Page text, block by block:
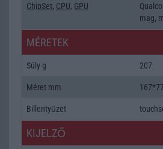
ChipSet, CPU, GPU
mag,
MÉRETEK
Súly g 207
Méret mm
Billentyűzet
KIJELZŐ